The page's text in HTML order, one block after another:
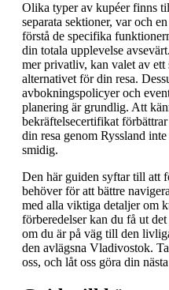
Olika typer av kupéer finns
separata sektioner, var och
förstå de specifika
din totala upplevelse
mer privatliv, kan valet av ett
alternativet för din resa.
avbokningspolicyer och
planering är grundlig. Att
bekräftelsecertifikat
din resa genom Ryssland
smidig.
Den här guiden syftar till att
behöver för att bättre
med alla viktiga detaljer om
förberedelser kan du få ut
om du är på väg till den
den avlägsna Vladivostok.
oss, och låt oss göra din